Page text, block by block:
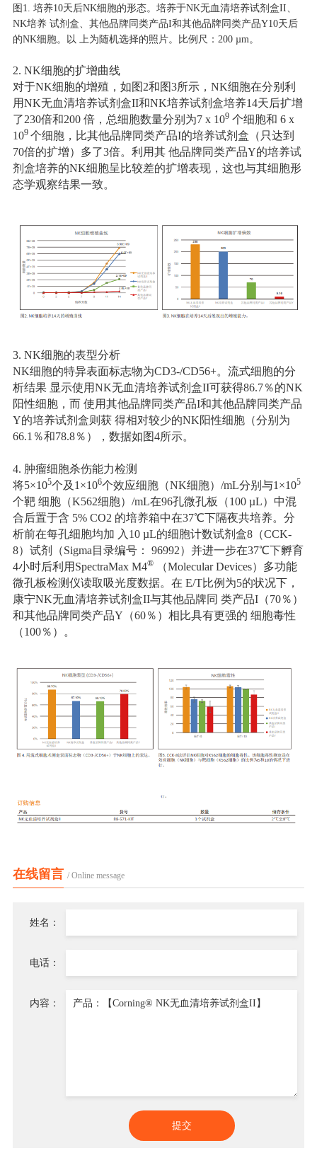
图1. 培养10天后NK细胞的形态。培养于NK无血清培养试剂盒II、
NK培养 试剂盒、其他品牌同类产品I和其他品牌同类产品Y10天后
的NK细胞。以 上为随机选择的照片。比例尺：200 µm。
2. NK细胞的扩增曲线
对于NK细胞的增殖，如图2和图3所示，NK细胞在分别利
用NK无血清培养试剂盒II和NK培养试剂盒培养14天后扩增
了230倍和200 倍，总细胞数量分别为7 x 109个细胞和 6 x
109 个细胞，比其他品牌同类产品I的培养试剂盒（只达到
70倍的扩增）多了3倍。利用其 他品牌同类产品Y的培养试
剂盒培养的NK细胞呈比较差的扩增表现，这也与其细胞形
态学观察结果一致。
3. NK细胞的表型分析
NK细胞的特异表面标志物为CD3-/CD56+。流式细胞的分
析结果 显示使用NK无血清培养试剂盒II可获得86.7％的NK
阳性细胞，而 使用其他品牌同类产品I和其他品牌同类产品
Y的培养试剂盒则获 得相对较少的NK阳性细胞（分别为
66.1％和78.8％），数据如图4所示。
4. 肿瘤细胞杀伤能力检测
将5×105个及1×106个效应细胞（NK细胞）/mL分别与1×105
个靶 细胞（K562细胞）/mL在96孔微孔板（100 µL）中混
合后置于含 5% CO2 的培养箱中在37℃下隔夜共培养。分
析前在每孔细胞均加 入10 µL的细胞计数试剂盒8（CCK-
8）试剂（Sigma目录编号： 96992）并进一步在37℃下孵育
4小时后利用SpectraMax M4®（Molecular Devices）多功能
微孔板检测仪读取吸光度数据。在 E/T比例为5的状况下，
康宁NK无血清培养试剂盒II与其他品牌同 类产品I（70％）
和其他品牌同类产品Y（60％）相比具有更强的 细胞毒性
（100％）。
在线留言 / Online message
姓名：
电话：
内容：